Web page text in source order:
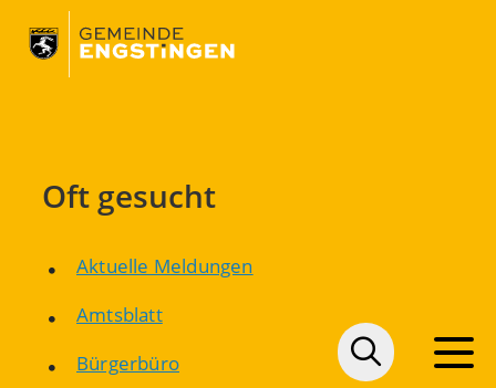
Oft gesucht
Aktuelle Meldungen
Amtsblatt
Bürgerbüro